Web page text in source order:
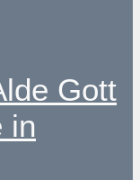
Gott
in